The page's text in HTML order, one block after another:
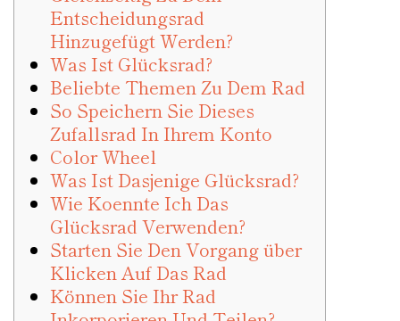
Entscheidungsrad
Hinzugefügt Werden?
Was Ist Glücksrad?
Beliebte Themen Zu Dem Rad
So Speichern Sie Dieses
Zufallsrad In Ihrem Konto
Color Wheel
Was Ist Dasjenige Glücksrad?
Wie Koennte Ich Das
Glücksrad Verwenden?
Starten Sie Den Vorgang über
Klicken Auf Das Rad
Können Sie Ihr Rad